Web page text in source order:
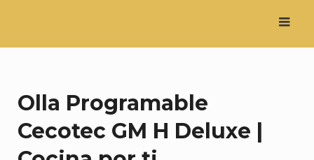
contenido
Olla Programable
Cecotec GM H Deluxe |